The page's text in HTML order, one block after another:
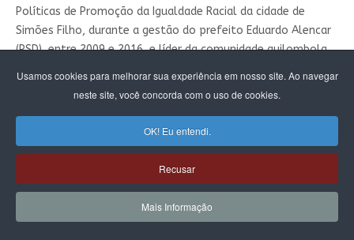
Usamos cookies para melhorar sua experiência em nosso site. Ao navegar
neste site, você concorda com o uso de cookies.
OK! Eu entendi.
Recusar
Mais Informação
Políticas de Promoção da Igualdade Racial da cidade de
Simões Filho, durante a gestão do prefeito Eduardo Alencar
(PSD), entre 2009 e 2016, e líder da comunidade quilombola
Segundo a ministra da Igualdade Racial, Anielle Franco,
criminosos invadiram o terreiro onde Bernadete estava. "O
racismo religioso mata e produz violências reais", escreveu a
ministra.
"O ataque contra terreiros e o